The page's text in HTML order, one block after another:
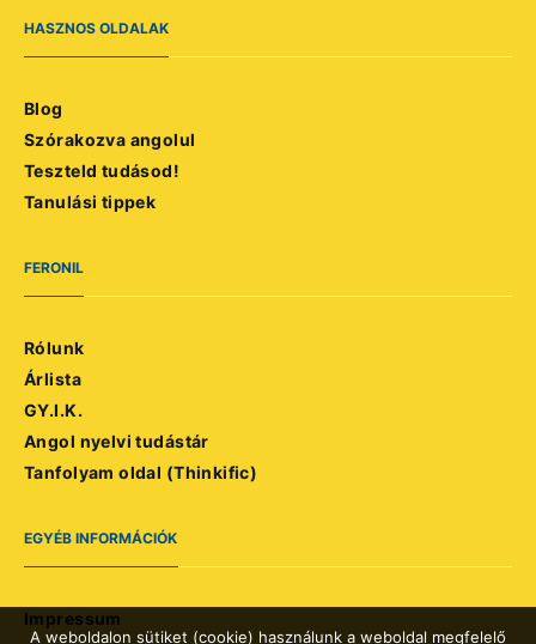
HASZNOS OLDALAK
Blog
Szórakozva angolul
Teszteld tudásod!
Tanulási tippek
FERONIL
Rólunk
Árlista
GY.I.K.
Angol nyelvi tudástár
Tanfolyam oldal (Thinkific)
EGYÉB INFORMÁCIÓK
Impressum
A weboldalon sütiket (cookie) használunk a weboldal megfelelő